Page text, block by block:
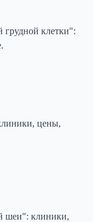
грудной клетки":
цены,
шеи": клиники,